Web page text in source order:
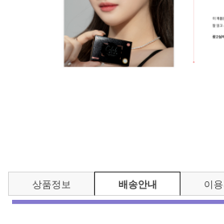
상품정보 배송안내 이